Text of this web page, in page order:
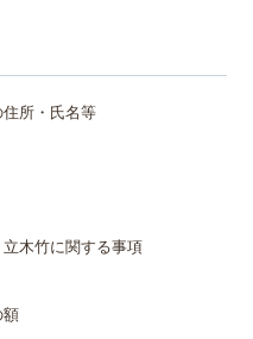
所・氏名等
木竹に関する事項